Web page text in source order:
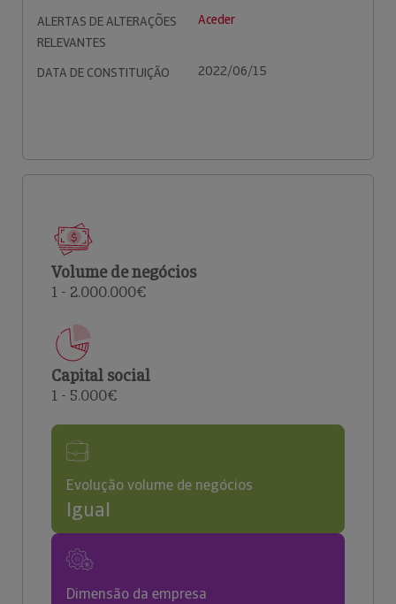
ALERTAS DE ALTERAÇÕES
RELEVANTES
Aceder
DATA DE CONSTITUIÇÃO 2022/06/15
Volume de negócios
1 - 2.000.000€
Capital social
1 - 5.000€
Evolução volume de negócios
Igual
Dimensão da empresa